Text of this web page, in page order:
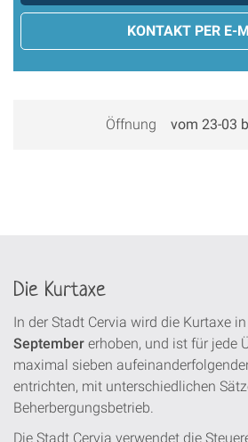
KONTAKT PER E-
Öffnung vom 23-03
Die Kurtaxe
In der Stadt Cervia wird die Kurtaxe
September erhoben, und ist für jede
maximal sieben
entrichten, mit unterschiedlichen
Beherbergungsbetrieb.
Die Stadt Cervia verwendet die